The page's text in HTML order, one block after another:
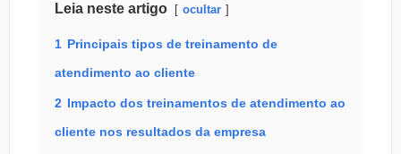
Leia neste artigo ocultar
1 Principais tipos de treinamento de
atendimento ao cliente
2 Impacto dos treinamentos de atendimento ao
cliente nos resultados da empresa